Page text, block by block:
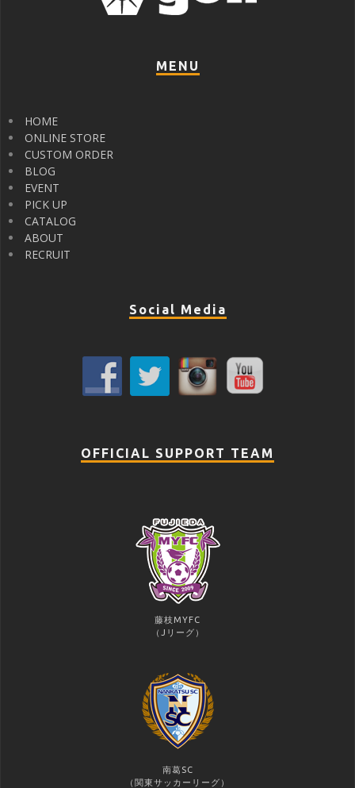
MENU
HOME
ONLINE STORE
CUSTOM ORDER
BLOG
EVENT
PICK UP
CATALOG
ABOUT
RECRUIT
Social Media
OFFICIAL SUPPORT TEAM
藤枝MYFC
（Jリーグ）
南葛SC
（関東サッカーリーグ）